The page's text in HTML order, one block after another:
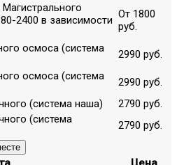
2400 в зависимости От 1800
руб.
осмоса (система
2990 руб.
осмоса (система
2990 руб.
(система наша)
2790 руб.
(система
2790 руб.